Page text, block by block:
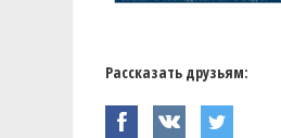
Рассказать друзьям: